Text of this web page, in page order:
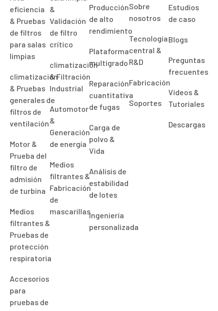
eficiencia
& Pruebas
de filtros
para salas
limpias
climatización
& Pruebas
generales de
filtros de
ventilación
Motor &
Prueba del
filtro de
admisión
de turbina
Medios
filtrantes &
Pruebas de
protección
respiratoria
Accesorios
para
pruebas de
&
Validación
de filtro
crítico
climatización
& Filtración
Industrial
Automotor
&
Generación
de energía
Medios
filtrantes &
Fabricación
de
mascarillas
Producción
de alto
rendimiento
Plataforma
multigrado
Reparación
cuantitativa
de fugas
Carga de
polvo &
Vida
Análisis de
estabilidad
de lotes
Ingeniería
personalizada
Sobre
nosotros
Tecnología
central &
R&D
Fabricación
Soportes
Estudios
de caso
Blogs
Preguntas
frecuentes
Vídeos &
Tutoriales
Descargas